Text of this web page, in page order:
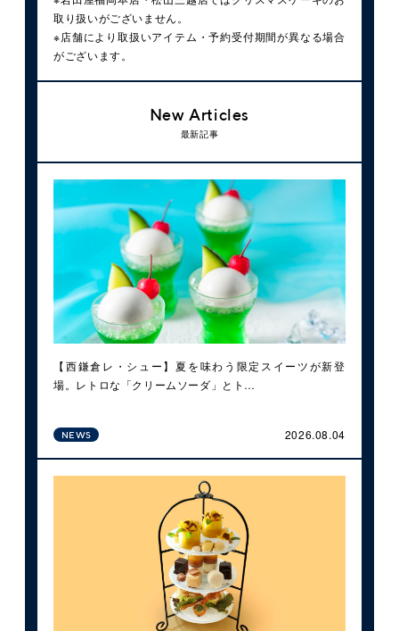
取り扱いがございません。
※店舗により取扱いアイテム・予約受付期間が異なる場合
がございます。
New Articles
最新記事
【西鎌倉レ・シュー】夏を味わう限定スイーツが新登
場。レトロな「クリームソーダ」とト…
NEWS 2026.08.04